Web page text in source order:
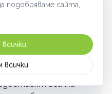
подобряваме сайта,
всички
гъвкави
независимо от
всички